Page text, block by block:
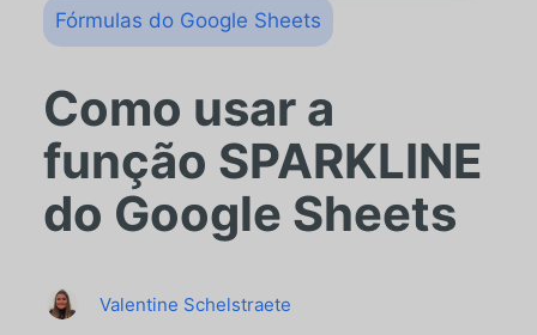
Fórmulas do Google Sheets
Como usar a
função SPARKLINE
do Google Sheets
Valentine Schelstraete